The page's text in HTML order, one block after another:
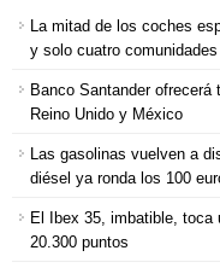
La mitad de los coches
y solo cuatro
Banco Santander
Reino Unido y México
Las gasolinas vuelven a
diésel ya ronda los 100
El Ibex 35, imbatible, toca
20.300 puntos